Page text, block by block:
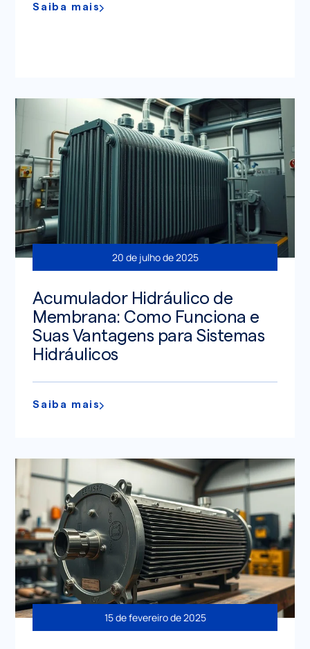
Saiba mais
20 de julho de 2025
Acumulador Hidráulico de
Membrana: Como Funciona e
Suas Vantagens para Sistemas
Hidráulicos
Saiba mais
15 de fevereiro de 2025